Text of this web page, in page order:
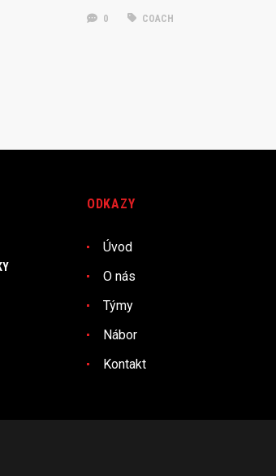
0 COACH
ODKAZY
Úvod
O nás
Týmy
Nábor
Kontakt